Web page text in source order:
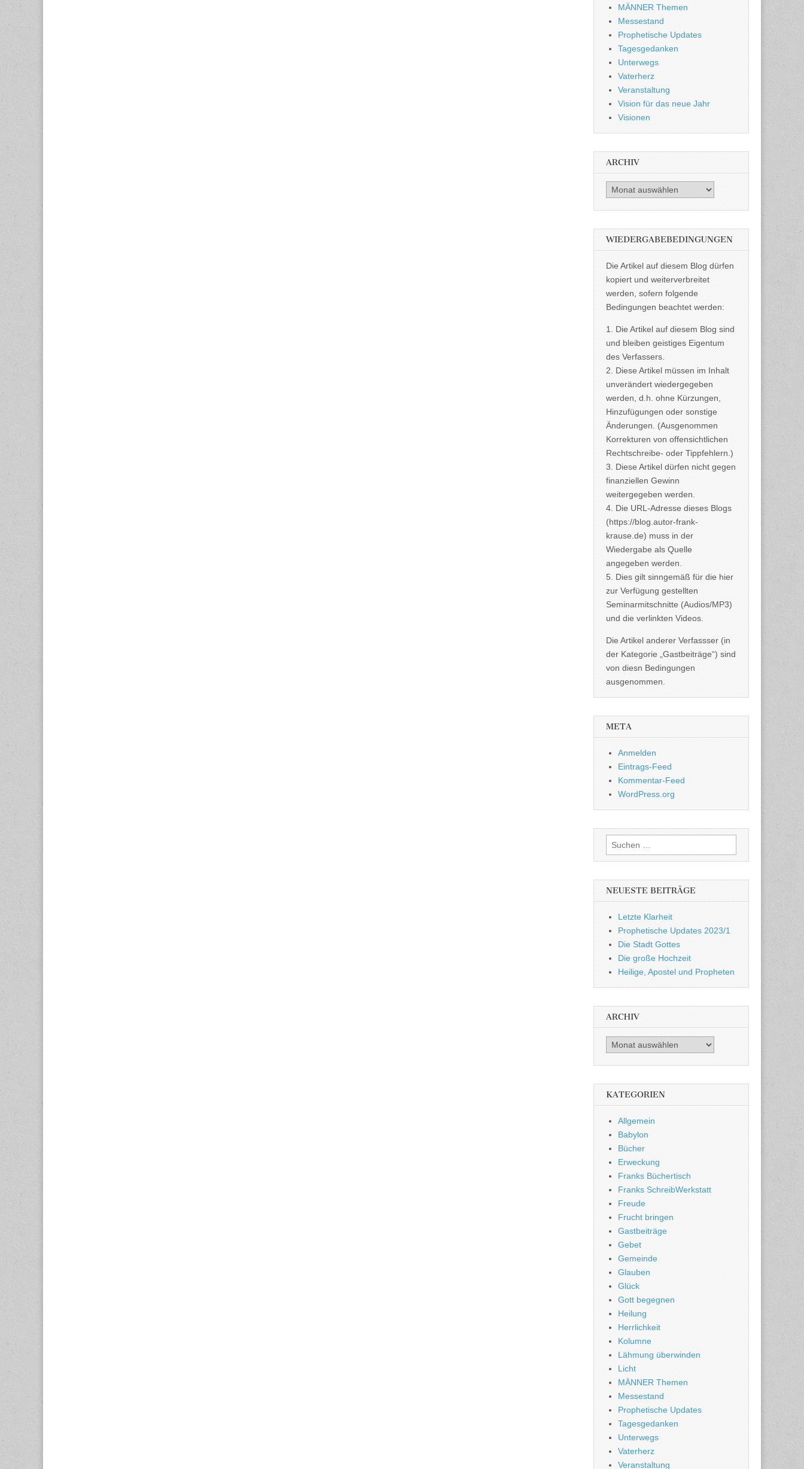
MÄNNER Themen
Messestand
Prophetische Updates
Tagesgedanken
Unterwegs
Vaterherz
Veranstaltung
Vision für das neue Jahr
Visionen
ARCHIV
Archiv
WIEDERGABEBEDINGUNGEN
Die Artikel auf diesem Blog dürfen
kopiert und weiterverbreitet
werden, sofern folgende
Bedingungen beachtet werden:
1. Die Artikel auf diesem Blog sind
und bleiben geistiges Eigentum
des Verfassers.
2. Diese Artikel müssen im Inhalt
unverändert wiedergegeben
werden, d.h. ohne Kürzungen,
Hinzufügungen oder sonstige
Änderungen. (Ausgenommen
Korrekturen von offensichtlichen
Rechtschreibe- oder Tippfehlern.)
3. Diese Artikel dürfen nicht gegen
finanziellen Gewinn
weitergegeben werden.
4. Die URL-Adresse dieses Blogs
(https://blog.autor-frank-
krause.de) muss in der
Wiedergabe als Quelle
angegeben werden.
5. Dies gilt sinngemäß für die hier
zur Verfügung gestellten
Seminarmitschnitte (Audios/MP3)
und die verlinkten Videos.
Die Artikel anderer Verfassser (in
der Kategorie „Gastbeiträge“) sind
von diesn Bedingungen
ausgenommen.
META
Anmelden
Eintrags-Feed
Kommentar-Feed
WordPress.org
Suchen
nach:
NEUESTE BEITRÄGE
Letzte Klarheit
Prophetische Updates 2023/1
Die Stadt Gottes
Die große Hochzeit
Heilige, Apostel und Propheten
ARCHIV
Archiv
KATEGORIEN
Allgemein
Babylon
Bücher
Erweckung
Franks Büchertisch
Franks SchreibWerkstatt
Freude
Frucht bringen
Gastbeiträge
Gebet
Gemeinde
Glauben
Glück
Gott begegnen
Heilung
Herrlichkeit
Kolumne
Lähmung überwinden
Licht
MÄNNER Themen
Messestand
Prophetische Updates
Tagesgedanken
Unterwegs
Vaterherz
Veranstaltung